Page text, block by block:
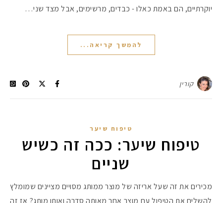
אומרים שאם
יוקרתיים, הם באמת כאלו - כבדים, מרשימים, אבל מצד שני…
להמשך קריאה...
קורין
טיפוח שיער
טיפוח שיער: ככה זה כשיש
שניים
מכירים את זה שעל אריזה של מוצר ממותג מסויים מציינים שמומלץ
להשלים את הטיפול עם מוצר אחר מאותה סדרה ואותו מותג? אז זה